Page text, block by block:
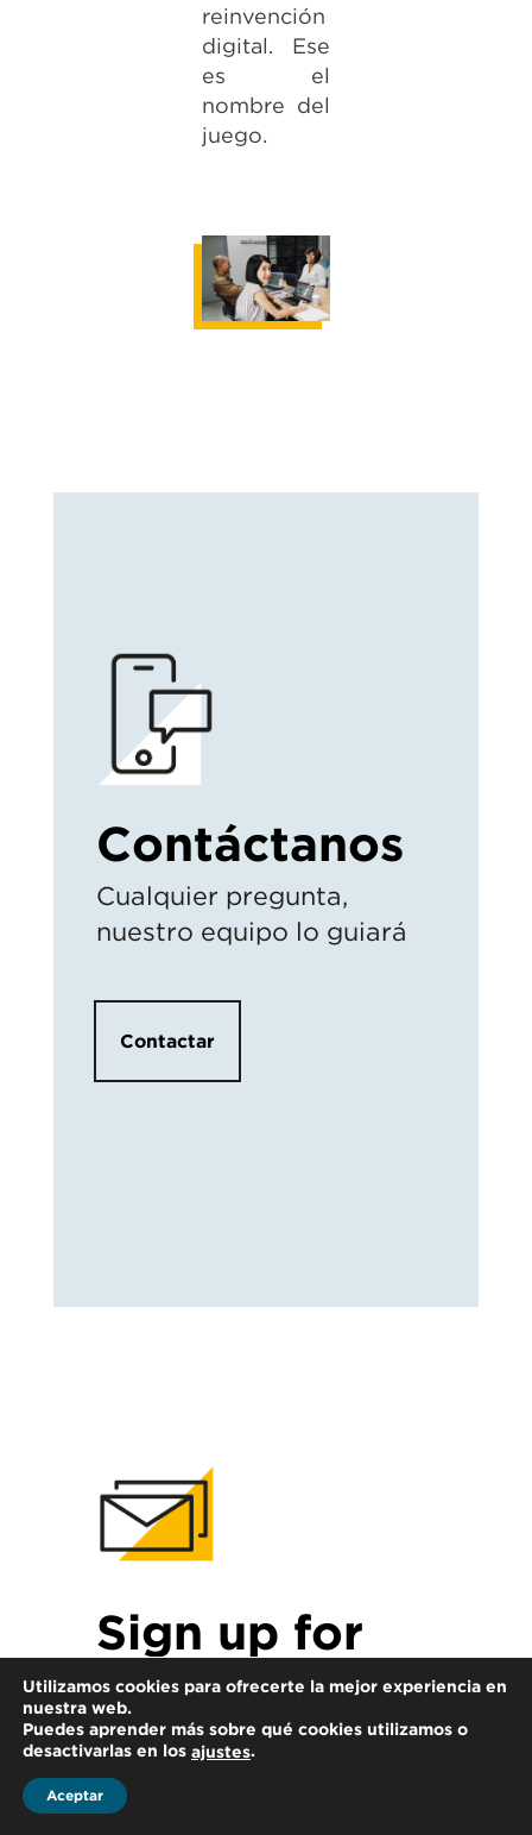
reinvención
digital. Ese
es el
nombre del
juego.
Contáctanos
Cualquier pregunta,
nuestro equipo lo guiará
Contactar
Sign up for
HLB insights
newsletters
Utilizamos cookies para ofrecerte la mejor experiencia en
nuestra web.
Puedes aprender más sobre qué cookies utilizamos o
desactivarlas en los ajustes.
Aceptar